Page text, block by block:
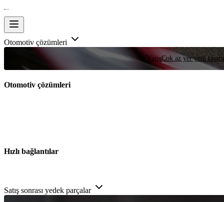
Otomotiv çözümleri
YarışÇok az yer yeni
Otomotiv çözümleri
Hızlı bağlantılar
Satış sonrası yedek parçalar